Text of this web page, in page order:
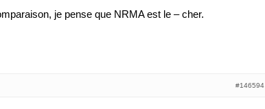
je pense que NRMA est le – cher.
#146594